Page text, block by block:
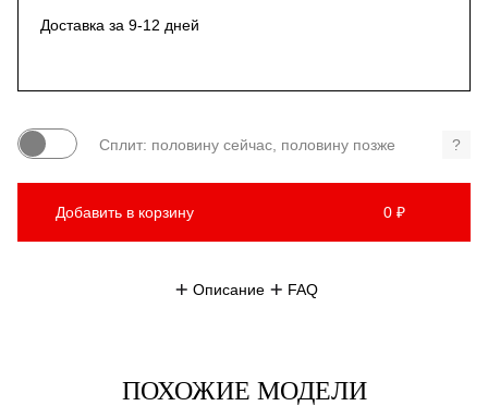
Доставка за 9-12 дней
Сплит: половину сейчас, половину позже ?
Добавить в корзину 0 ₽
Описание FAQ
ПОХОЖИЕ МОДЕЛИ